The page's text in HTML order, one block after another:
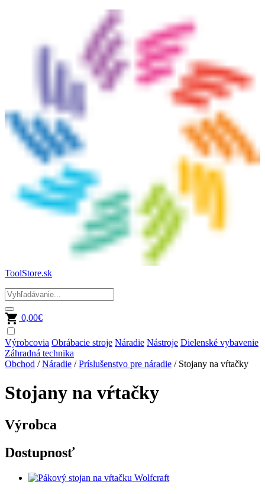
ToolStore.sk
0,00€
Výrobcovia Obrábacie stroje Náradie Nástroje Dielenské vybavenie
Záhradná technika
Obchod /Náradie /Príslušenstvo pre náradie / Stojany na vŕtačky
Stojany na vŕtačky
Výrobca
Dostupnosť